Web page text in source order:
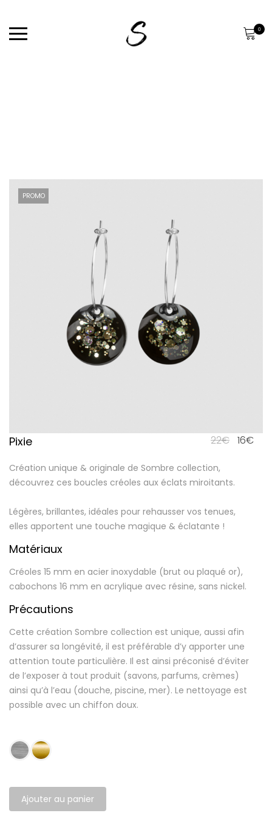
0
PROMO
Pixie 22€ 16€
Création unique & originale de Sombre collection,
découvrez ces boucles créoles aux éclats miroitants.
Légères, brillantes, idéales pour rehausser vos tenues,
elles apportent une touche magique & éclatante !
Matériaux
Créoles 15 mm en acier inoxydable (brut ou plaqué or),
cabochons 16 mm en acrylique avec résine, sans nickel.
Précautions
Cette création Sombre collection est unique, aussi afin
d’assurer sa longévité, il est préférable d’y apporter une
attention toute particulière. Il est ainsi préconisé d’éviter
de l’exposer à tout produit (savons, parfums, crèmes)
ainsi qu’à l’eau (douche, piscine, mer). Le nettoyage est
possible avec un chiffon doux.
Ajouter au panier